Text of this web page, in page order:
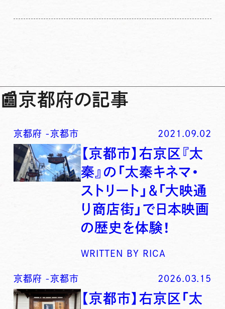
📰京都府の記事
京都府 -京都市 2021.09.02
【京都市】右京区『太
秦』の「太秦キネマ・
ストリート」＆「大映通
り商店街」で日本映画
の歴史を体験！
WRITTEN BY RICA
京都府 -京都市 2026.03.15
【京都市】右京区「太